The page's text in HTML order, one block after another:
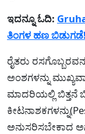
ಇದನ್ನೂ ಓದಿ:
ತಿಂಗಳ ಹಣ ಬಿಡುಗಡೆ!
ರೈತರು
ಅಂಶಗಳನ್ನು
ಮಾದರಿಯಲ್ಲಿ ಬಿತ್ತನೆ
ಅನುಸರಿಸಬೇಕಾದ